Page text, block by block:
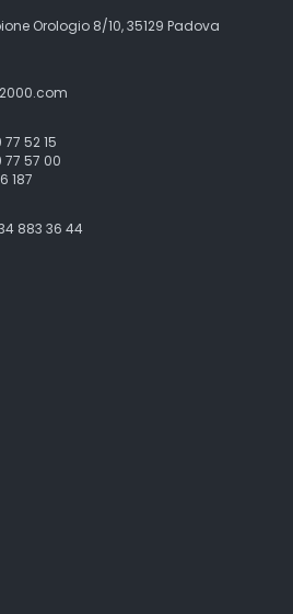
Orologio 8/10, 35129 Padova
52 15
57 00
187
883 36 44